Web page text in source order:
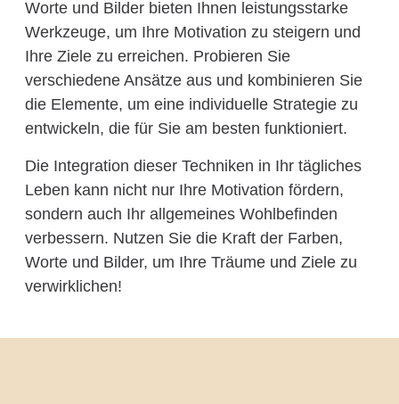
Worte und Bilder bieten Ihnen leistungsstarke
Werkzeuge, um Ihre Motivation zu steigern und
Ihre Ziele zu erreichen. Probieren Sie
verschiedene Ansätze aus und kombinieren Sie
die Elemente, um eine individuelle Strategie zu
entwickeln, die für Sie am besten funktioniert.
Die Integration dieser Techniken in Ihr tägliches
Leben kann nicht nur Ihre Motivation fördern,
sondern auch Ihr allgemeines Wohlbefinden
verbessern. Nutzen Sie die Kraft der Farben,
Worte und Bilder, um Ihre Träume und Ziele zu
verwirklichen!